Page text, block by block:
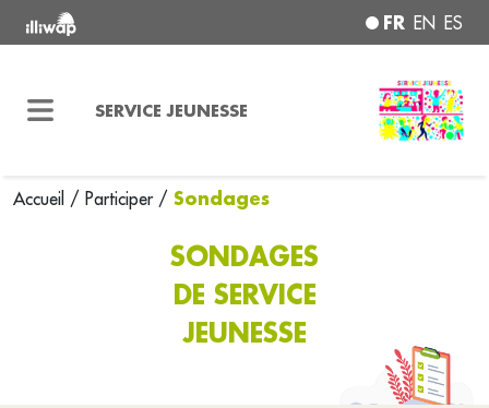
FR EN ES
SERVICE JEUNESSE
Accueil / Participer/ Sondages
SONDAGES
DE SERVICE
JEUNESSE